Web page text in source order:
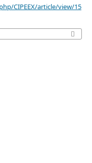
CIPEEX/article/view/15